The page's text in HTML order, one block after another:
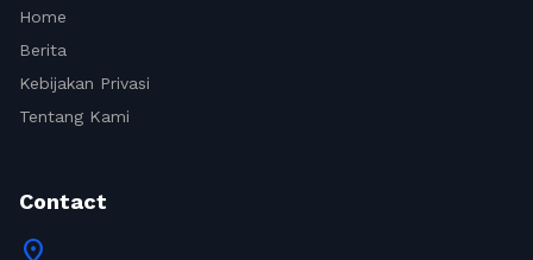
Home
Berita
Kebijakan Privasi
Tentang Kami
Contact
location_on